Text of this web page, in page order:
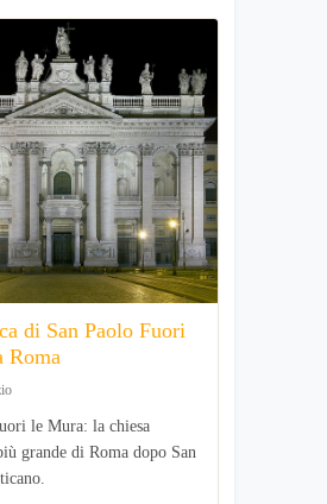
di San Paolo Fuori
Roma
le Mura: la chiesa
grande di Roma dopo San